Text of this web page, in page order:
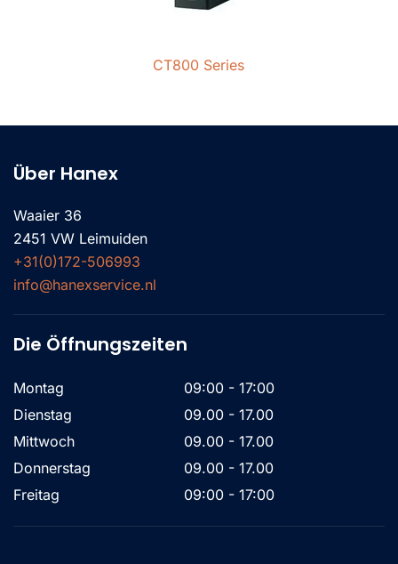
CT800 Series
Über Hanex
Waaier 36
2451 VW Leimuiden
+31(0)172-506993
info@hanexservice.nl
Die Öffnungszeiten
Montag
09:00 - 17:00
Dienstag
09.00 - 17.00
Mittwoch
09.00 - 17.00
Donnerstag
09.00 - 17.00
Freitag
09:00 - 17:00